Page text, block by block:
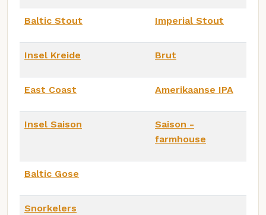
Baltic Stout Imperial Stout
Insel Kreide Brut
East Coast Amerikaanse IPA
Insel Saison
Saison -
farmhouse
Baltic Gose
Snorkelers